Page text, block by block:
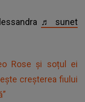
♬ sunet
Rose și soțul ei
creșterea fiului